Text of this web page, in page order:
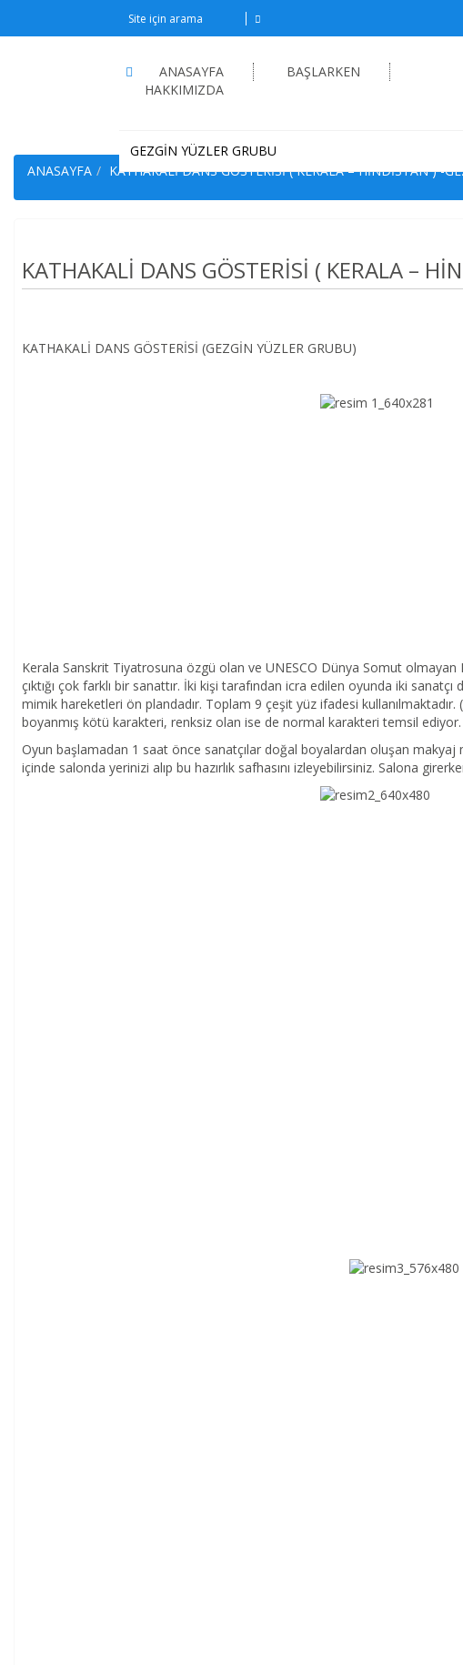
ANASAYFA
BAŞLARKEN
HAKKIMIZDA
GEZGİN YÜZLER GRUBU
ANASAYFA KATHAKALİ DANS GÖSTERİSİ ( KERALA – HİNDİSTAN ) -
KATHAKALİ DANS GÖSTERİSİ ( KERALA –
KATHAKALİ DANS GÖSTERİSİ (GEZGİN YÜZLER GRUBU)
Kerala Sanskrit Tiyatrosuna özgü olan ve UNESCO Dünya Somut
çıktığı çok farklı bir sanattır. İki kişi tarafından icra edilen oyunda iki
mimik hareketleri ön plandadır. Toplam 9 çeşit yüz ifadesi
boyanmış kötü karakteri, renksiz olan ise de normal karakteri temsil ediyor.
Oyun başlamadan 1 saat önce sanatçılar doğal boyalardan oluşan
içinde salonda yerinizi alıp bu hazırlık safhasını izleyebilirsiniz. Salona